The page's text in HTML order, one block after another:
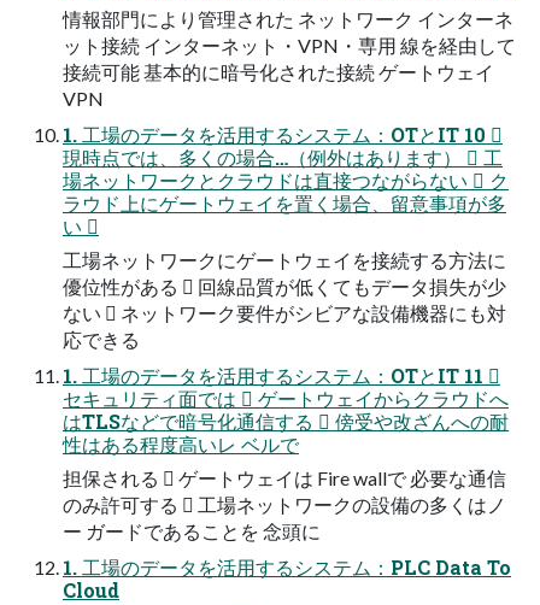
情報部門により管理された ネットワーク インターネ
ット接続 インターネット・VPN・専用 線を経由して
接続可能 基本的に暗号化された接続 ゲートウェイ
VPN
1. 工場のデータを活用するシステム：OTとIT 10 
現時点では、多くの場合…（例外はあります）  工
場ネットワークとクラウドは直接つながらない  ク
ラウド上にゲートウェイを置く場合、留意事項が多
い 
工場ネットワークにゲートウェイを接続する方法に
優位性がある  回線品質が低くてもデータ損失が少
ない  ネットワーク要件がシビアな設備機器にも対
応できる
1. 工場のデータを活用するシステム：OTとIT 11 
セキュリティ面では  ゲートウェイからクラウドへ
はTLSなどで暗号化通信する  傍受や改ざんへの耐
性はある程度高いレ ベルで
担保される  ゲートウェイは Fire wallで 必要な通信
のみ許可する  工場ネットワークの設備の多くはノ
ー ガードであることを 念頭に
1. 工場のデータを活用するシステム：PLC Data To
Cloud